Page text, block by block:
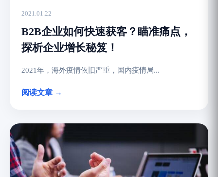
2021.01.22
B2B企业如何快速获客？瞄准痛点，
探析企业增长秘笈！
2021年，海外疫情依旧严重，国内疫情局...
阅读文章 →